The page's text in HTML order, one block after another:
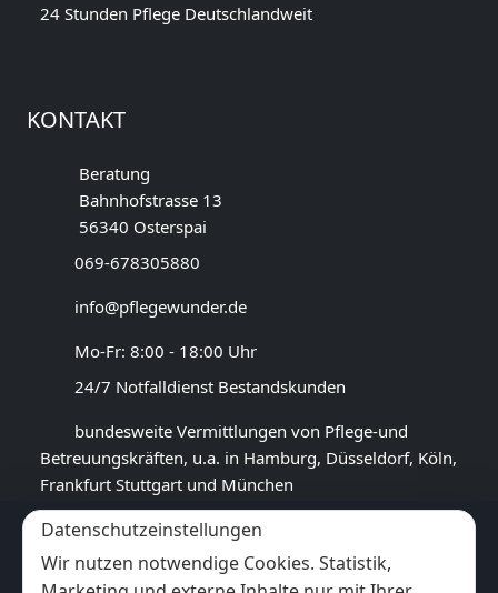
24 Stunden Pflege Deutschlandweit
KONTAKT
Beratung
Bahnhofstrasse 13
56340 Osterspai
069-678305880
info@pflegewunder.de
Mo-Fr: 8:00 - 18:00 Uhr
24/7 Notfalldienst Bestandskunden
bundesweite Vermittlungen von Pflege-und
Betreuungskräften, u.a. in Hamburg, Düsseldorf, Köln,
Frankfurt Stuttgart und München
GOOGLE BEWERTUNG
4,5 ★★★★★
Datenschutzeinstellungen
Wir nutzen notwendige Cookies. Statistik,